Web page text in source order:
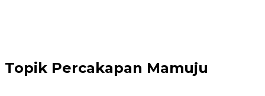
Topik Percakapan Mamuju